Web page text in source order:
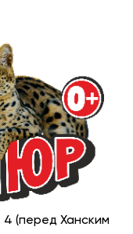
4 (перед Ханским